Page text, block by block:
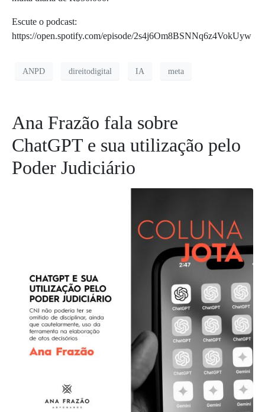
Escute o podcast:
https://open.spotify.com/episode/2s4j6Om8BSNNq6z4VokUyw
ANPD direitodigital IA meta
Ana Frazão fala sobre
ChatGPT e sua utilização pelo
Poder Judiciário